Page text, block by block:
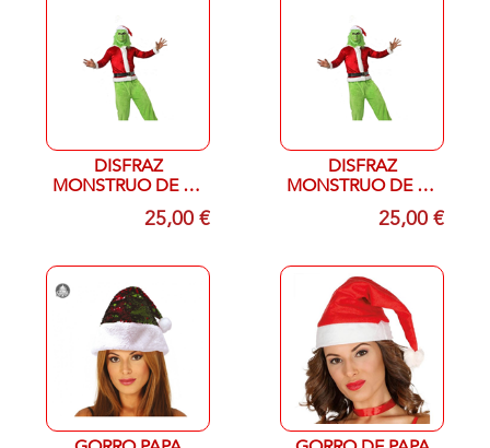
DISFRAZ
MONSTRUO DE LA
NAVIDAD ADULTO
25,00 €
DISFRAZ
MONSTRUO DE LA
NAVIDAD ADULTO
25,00 €